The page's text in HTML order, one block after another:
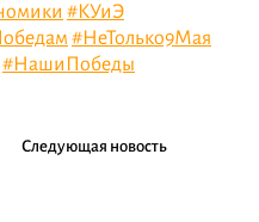
#КУиЭ
#НеТолько9Мая
#НашиПобеды
Следующая новость